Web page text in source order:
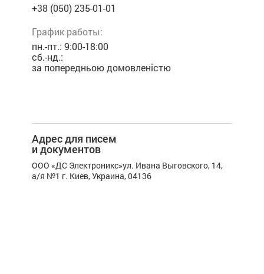
+38 (050) 235-01-01
График работы:
пн.-пт.: 9:00-18:00
сб.-нд.:
за попередньою домовленістю
Адрес для писем
и документов
OOO «ДС Электроникс»ул. Ивана Выговского, 14,
а/я №1 г. Киев, Украина, 04136